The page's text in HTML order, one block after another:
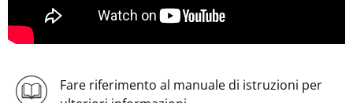
Fare riferimento al manuale di istruzioni per